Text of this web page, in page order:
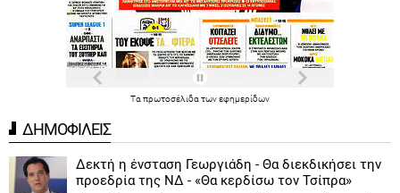
Τα πρωτοσέλιδα τωνεφημερίδων
ΔΗΜΟΦΙΛΕΙΣ
Δεκτή η ένσταση Γεωργιάδη - Θα διεκδικήσει την
προεδρία της ΝΔ - «Θα κερδίσω τον Τσίπρα»